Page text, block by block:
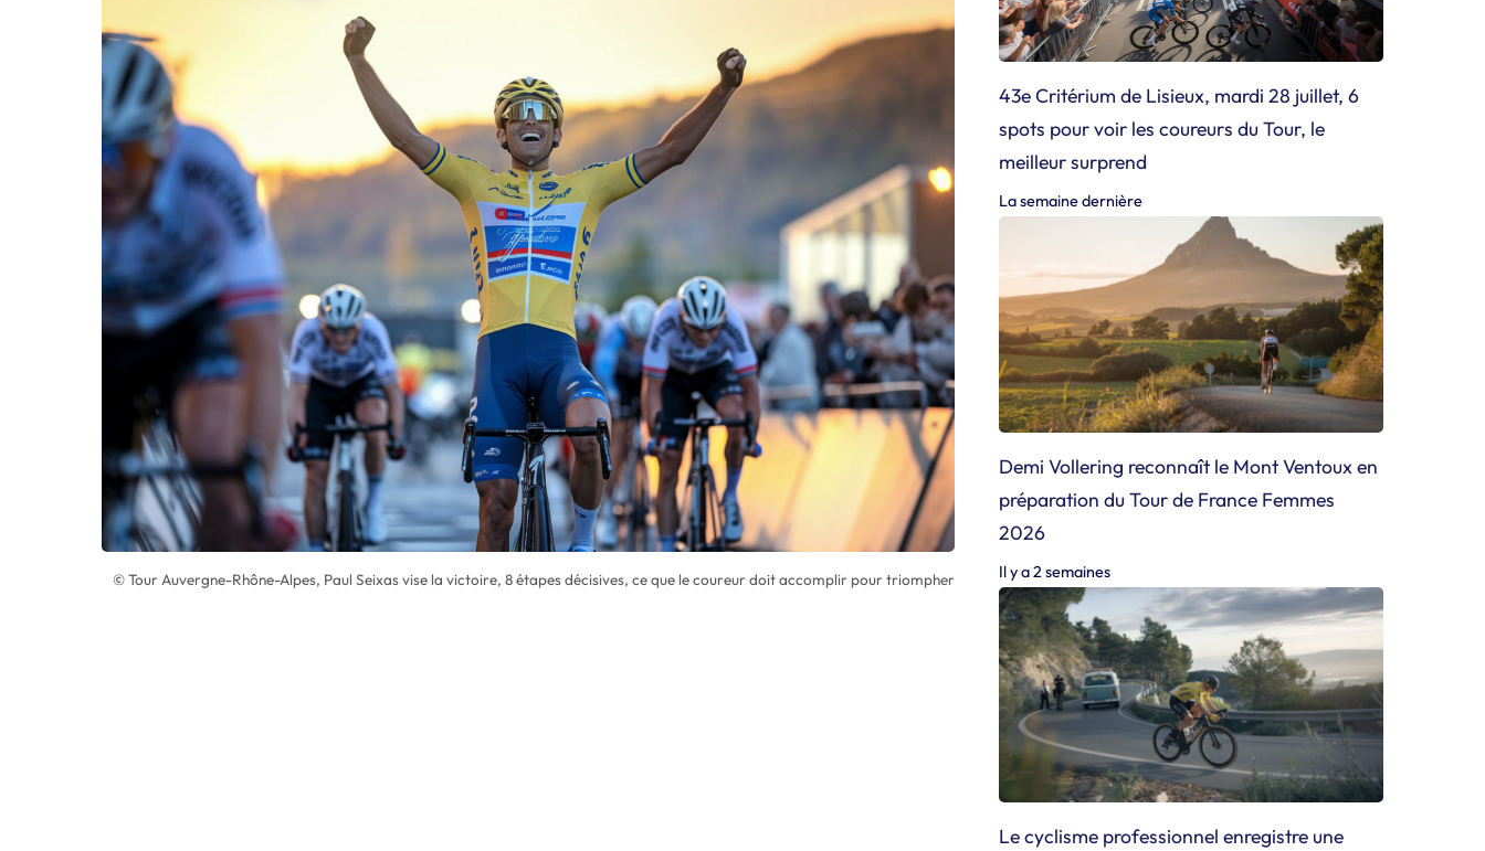
© Tour Auvergne-Rhône-Alpes, Paul Seixas vise la victoire, 8 étapes décisives, ce que le coureur doit accomplir pour triompher
43e Critérium de Lisieux, mardi 28 juillet, 6
spots pour voir les coureurs du Tour, le
meilleur surprend
La semaine dernière
Demi Vollering reconnaît le Mont Ventoux en
préparation du Tour de France Femmes
2026
Il y a 2 semaines
Le cyclisme professionnel enregistre une